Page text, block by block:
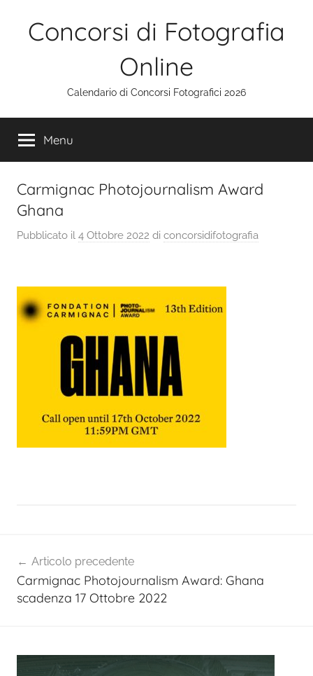
Concorsi di Fotografia
Online
Calendario di Concorsi Fotografici 2026
Menu
Carmignac Photojournalism Award
Ghana
Pubblicato il 4 Ottobre 2022 di concorsidifotografia
articoli
Articolo precedente
Carmignac Photojournalism Award: Ghana
scadenza 17 Ottobre 2022